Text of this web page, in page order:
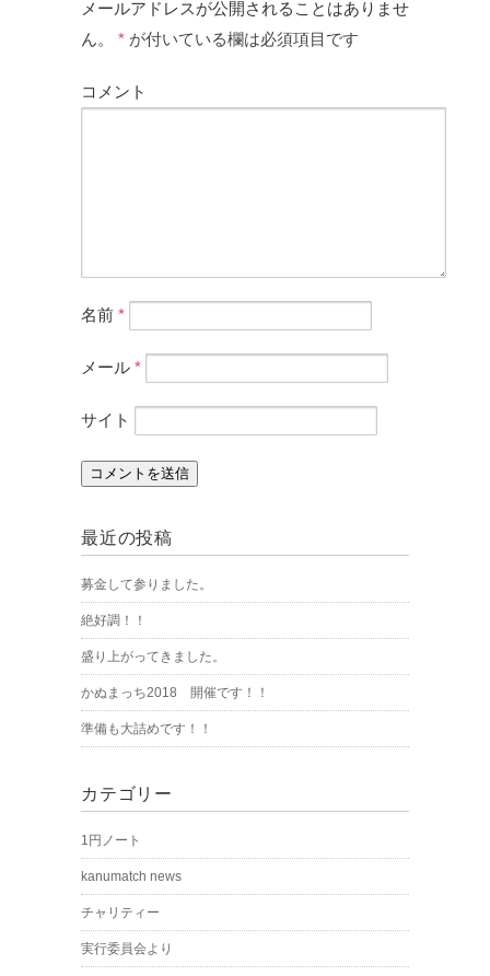
メールアドレスが公開されることはありませ
ん。
* が付いている欄は必須項目です
コメント
名前 *
メール *
サイト
最近の投稿
募金して参りました。
絶好調！！
盛り上がってきました。
かぬまっち2018 開催です！！
準備も大詰めです！！
カテゴリー
1円ノート
kanumatch news
チャリティー
実行委員会より